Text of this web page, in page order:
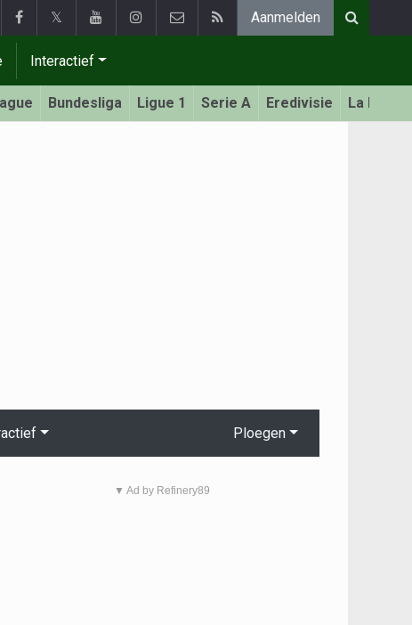
𝕏 Aanmelden
Interactief
Bundesliga Ligue 1 Serie A Eredivisie La Liga
Ploegen
▼ Ad by Refinery89